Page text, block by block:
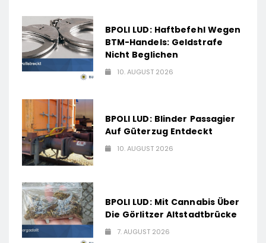
BPOLI LUD: Haftbefehl Wegen
BTM-Handels: Geldstrafe
Nicht Beglichen
10. AUGUST 2026
BPOLI LUD: Blinder Passagier
Auf Güterzug Entdeckt
10. AUGUST 2026
BPOLI LUD: Mit Cannabis Über
Die Görlitzer Altstadtbrücke
7. AUGUST 2026